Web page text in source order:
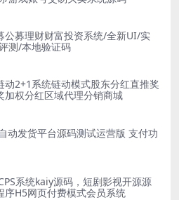
公募理财财富投资系统/全新UI/实
测/本地验证码
动2+1系统链动模式股东分红直推奖
加权分红区域代理分销商城
动发货平台源码测试运营版 支付功
系统kaiy源码，短剧影视开源源
序H5网页付费模式会员系统